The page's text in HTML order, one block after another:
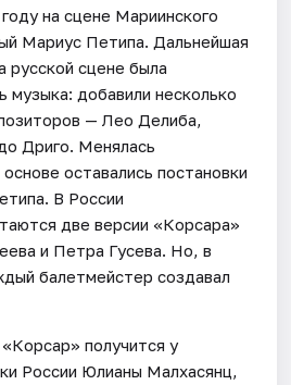
на сцене Мариинского
Мариус Петипа. Дальнейшая
русской сцене была
музыка: добавили несколько
— Лео Делиба,
Дриго. Менялась
оставались постановки
В России
две версии «Корсара»
и Петра Гусева. Но, в
балетмейстер создавал
получится у
России Юлианы Малхасянц,